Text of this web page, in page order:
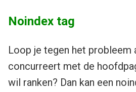
Noindex tag
Loop je tegen het probleem
concurreert met de
wil ranken? Dan kan een